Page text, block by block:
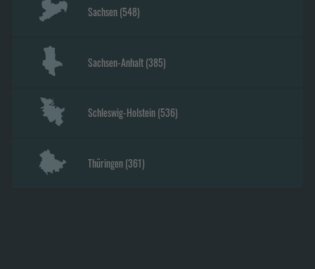
Sachsen(548)
Sachsen-Anhalt(385)
Schleswig-Holstein(536)
Thüringen(361)